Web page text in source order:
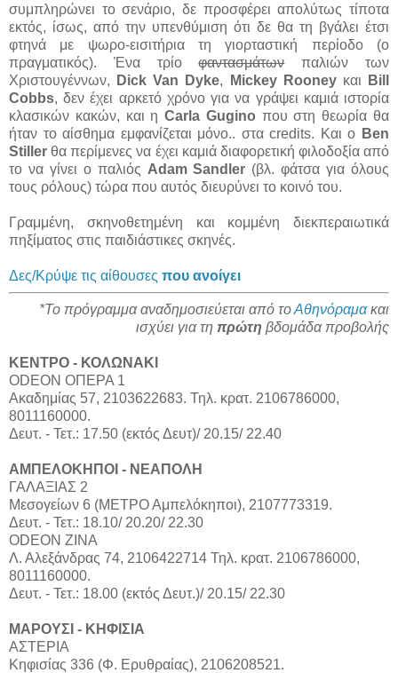
συμπληρώνει το σενάριο, δε προσφέρει απολύτως τίποτα
εκτός, ίσως, από την υπενθύμιση ότι δε θα τη βγάλει έτσι
φτηνά με ψωρο-εισιτήρια τη γιορταστική περίοδο (ο
πραγματικός). Ένα τρίοφαντασμάτωνπαλιών των
Χριστουγέννων,
Dick Van Dyke, Mickey Rooneyκαι
Bill
Cobbs, δεν έχει αρκετό χρόνο για να γράψει καμιά ιστορία
κλασικών κακών, και ηCarla Gugino που στη θεωρία θα
ήταν το αίσθημα εμφανίζεται μόνο.. στα credits. Και ο Ben
Stiller θα περίμενες να έχει καμιά διαφορετική φιλοδοξία από
το να γίνει ο παλιός Adam Sandler (βλ. φάτσα για όλους
τους ρόλους) τώρα που αυτός διευρύνει το κοινό του.
Γραμμένη, σκηνοθετημένη και κομμένη διεκπεραιωτικά
πηξίματος στις παιδιάστικες σκηνές.
Δες/Κρύψε τις αίθουσες που ανοίγει
*Το πρόγραμμα αναδημοσιεύεται από τοΑθηνόραμακαι
ισχύει για τη πρώτη βδομάδα προβολής
ΚΕΝΤΡΟ - ΚΟΛΩΝΑΚΙ
ODEON ΟΠΕΡΑ 1
Ακαδημίας 57, 2103622683. Τηλ. κρατ. 2106786000,
8011160000.
Δευτ. - Τετ.: 17.50 (εκτός Δευτ)/ 20.15/ 22.40
ΑΜΠΕΛΟΚΗΠΟΙ - ΝΕΑΠΟΛΗ
ΓΑΛΑΞΙΑΣ 2
Μεσογείων 6 (ΜΕΤΡΟ Αμπελόκηποι), 2107773319.
Δευτ. - Τετ.: 18.10/ 20.20/ 22.30
ODEON ΖΙΝΑ
Λ. Αλεξάνδρας 74, 2106422714 Τηλ. κρατ. 2106786000,
8011160000.
Δευτ. - Τετ.: 18.00 (εκτός Δευτ.)/ 20.15/ 22.30
ΜΑΡΟΥΣΙ - ΚHΦΙΣΙΑ
ΑΣΤΕΡΙΑ
Κηφισίας 336 (Φ. Ερυθραίας), 2106208521.